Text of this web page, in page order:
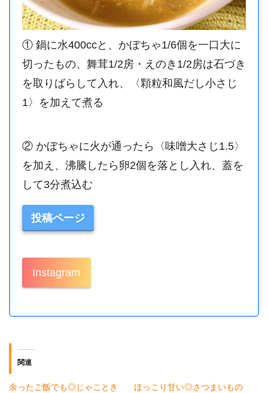
① 鍋に水400ccと、かぼちゃ1/6個を一口大に
切ったもの、舞茸1/2房・えのき1/2房は石づき
を取りばらして入れ、〈顆粒和風だし小さじ
1〉を加えて煮る
② かぼちゃに火が通ったら〈味噌大さじ1.5〉
を加え、沸騰したら卵2個を落とし入れ、蓋を
して3分煮込む
投稿ページ
Instagram
関連
余ったご飯でも◎じゃことき
ほっこり甘い◎さつまいもの